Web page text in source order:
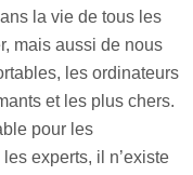
la vie de tous les
mais aussi de nous
les ordinateurs
et les plus chers.
pour les
experts, il n’existe